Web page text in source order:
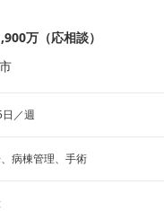
万（応相談）
／週
病棟管理、手術